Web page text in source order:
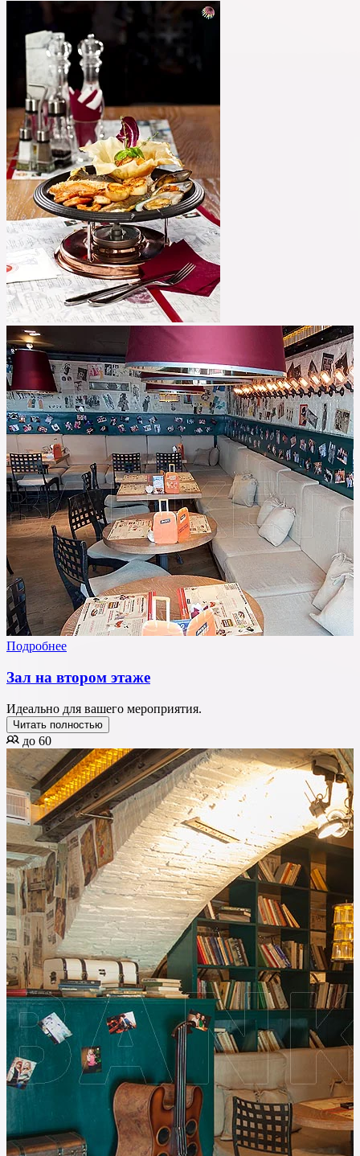
Подробнее
Зал на втором этаже
Идеально для вашего мероприятия.
Читать полностью
до 60